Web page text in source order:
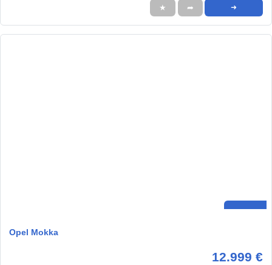
★ ➦ ➜
Opel Mokka
12.999 €